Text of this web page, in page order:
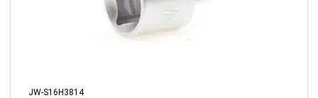
JW-S16H3814